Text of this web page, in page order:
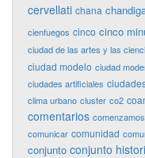
cervellati chana
cienfuegos cinco cinco
ciudad de las artes y las
ciudad modelo ciudad
ciudades artificiales
clima urbano cluster co2
comentarios comenzamos
comunicar comunidad
conjunto conjunto